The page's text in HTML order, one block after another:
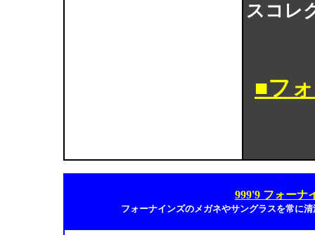
スコレ
■フ
999'9 フォーナ
フォーナインズのメガネやサングラスを常に